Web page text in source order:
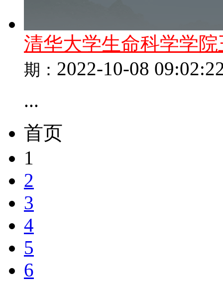
清华大学生命科学学
期： 2022-10-08
...
首页
1
2
3
4
5
6